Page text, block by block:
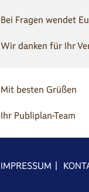
Bei Fragen wendet
Wir danken für Ihr
Mit besten Grüßen
Ihr Publiplan-Team
IMPRESSUM |